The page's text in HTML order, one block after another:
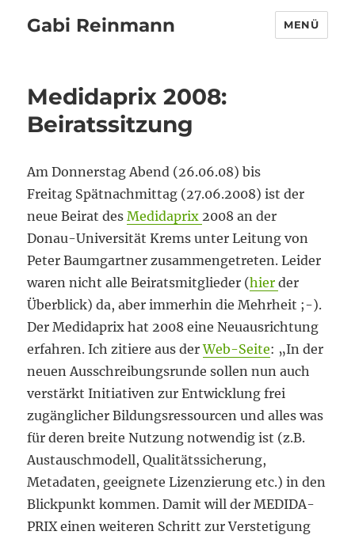
Gabi Reinmann MENÜ
Medidaprix 2008:
Beiratssitzung
Am Donnerstag Abend (26.06.08) bis
Freitag Spätnachmittag (27.06.2008) ist der
neue Beirat desMedidaprix2008 an der
Donau-Universität Krems unter Leitung von
Peter Baumgartner zusammengetreten. Leider
waren nicht alle Beiratsmitglieder (hierder
Überblick) da, aber immerhin die Mehrheit ;-).
Der Medidaprix hat 2008 eine Neuausrichtung
erfahren. Ich zitiere aus derWeb-Seite: „In der
neuen Ausschreibungsrunde sollen nun auch
verstärkt Initiativen zur Entwicklung frei
zugänglicher Bildungsressourcen und alles was
für deren breite Nutzung notwendig ist (z.B.
Austauschmodell, Qualitätssicherung,
Metadaten, geeignete Lizenzierung etc.) in den
Blickpunkt kommen. Damit will der MEDIDA-
PRIX einen weiteren Schritt zur Verstetigung